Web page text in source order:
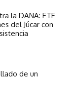
la DANA: ETF
del Júcar con
de un